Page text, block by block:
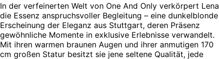
In der verfeinerten Welt von One And Only verkörpert Lena
die Essenz anspruchsvoller Begleitung – eine dunkelblonde
Erscheinung der Eleganz aus Stuttgart, deren Präsenz
gewöhnliche Momente in exklusive Erlebnisse verwandelt.
Mit ihren warmen braunen Augen und ihrer anmutigen 170
cm großen Statur besitzt sie jene seltene Qualität, jede